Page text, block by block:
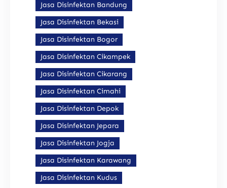
Jasa Disinfektan Bandung
Jasa Disinfektan Bekasi
Jasa Disinfektan Bogor
Jasa Disinfektan Cikampek
Jasa Disinfektan Cikarang
Jasa Disinfektan Cimahi
Jasa Disinfektan Depok
Jasa Disinfektan Jepara
Jasa Disinfektan Jogja
Jasa Disinfektan Karawang
Jasa Disinfektan Kudus